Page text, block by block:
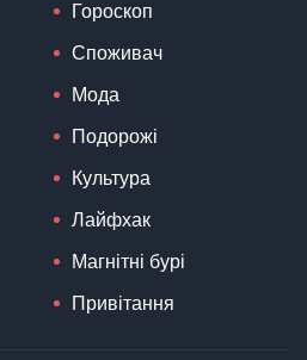
Гороскоп
Споживач
Мода
Подорожі
Культура
Лайфхак
Магнітні бурі
Привітання